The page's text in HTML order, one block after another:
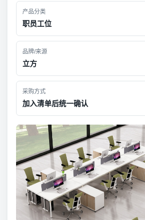
产品分类
职员工位
品牌/来源
立方
采购方式
加入清单后统一确认